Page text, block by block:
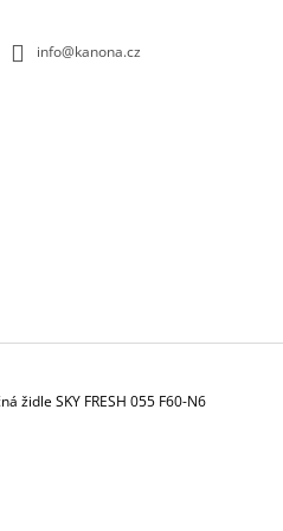
info@kanona.cz
židle SKY FRESH 055 F60-N6